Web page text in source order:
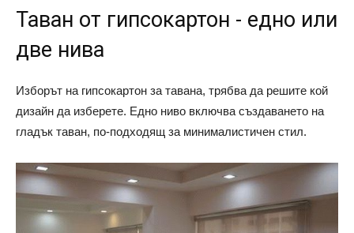
Таван от гипсокартон - едно или
две нива
Изборът на гипсокартон за тавана, трябва да решите кой
дизайн да изберете. Едно ниво включва създаването на
гладък таван, по-подходящ за минималистичен стил.